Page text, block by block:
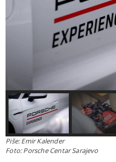
Piše: Emir Kalender
Foto: Porsche Centar Sarajevo